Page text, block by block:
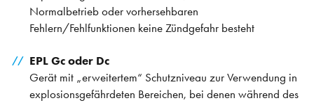
Normalbetrieb oder vorhersehbaren
Fehlern/Fehlfunktionen keine Zündgefahr besteht
EPL Gc oder Dc
Gerät mit „erweitertem“ Schutzniveau zur Verwendung in
explosionsgefährdeten Bereichen, bei denen während des